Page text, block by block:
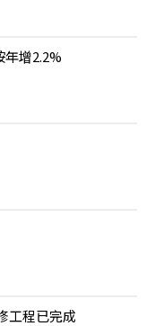
增2.2%
工程已完成